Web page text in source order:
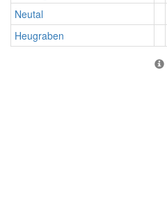
Neutal
Heugraben